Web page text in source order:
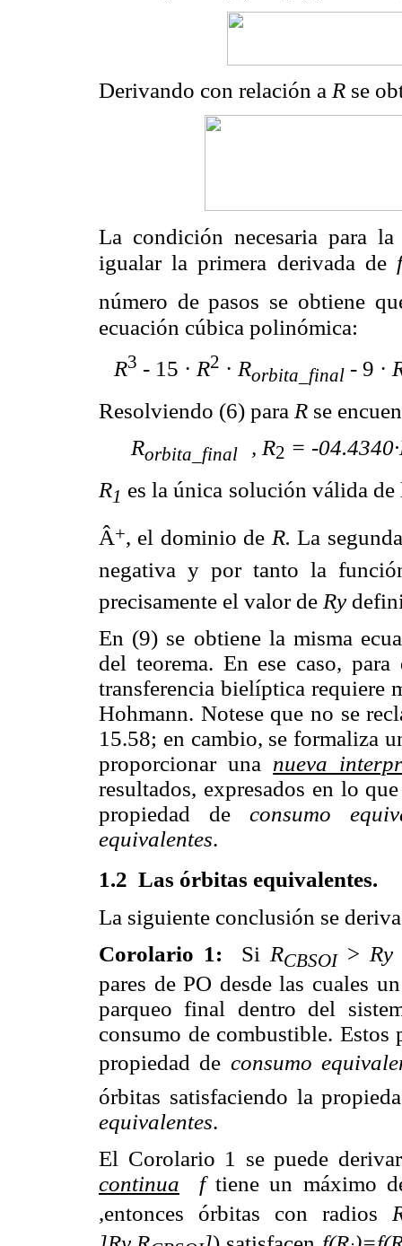
Derivando con relación a R se
La condición necesaria para
igualar la primera derivada de
número de pasos se obtiene
ecuación cúbica polinómica:
R3 - 15 · R2 · Rorbita_final- 9 ·
Resolviendo (6) para R se
Rorbita_final , R2 = -
R1 es la única solución válida de
Â+, el dominio de R. La
negativa y por tanto la
precisamente el valor de Ry
En (9) se obtiene la misma
del teorema. En ese caso,
transferencia bielíptica requiere
Hohmann. Notese que no se
15.58; en cambio, se formaliza
proporcionar una nueva
resultados, expresados en lo
propiedad deconsumo
equivalentes.
1.2 Las órbitas equivalentes.
La siguiente conclusión se
Corolario 1: Si RCBSOI> Ry
pares de PO desde las cuales
parqueo final dentro del
consumo de combustible. Estos
propiedad de consumo
órbitas satisfaciendo la
equivalentes.
El Corolario 1 se puede
continua
ftiene un máximo
,entonces órbitas con radios